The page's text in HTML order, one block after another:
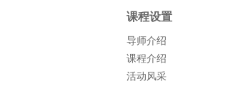
课程设置
导师介绍
课程介绍
活动风采